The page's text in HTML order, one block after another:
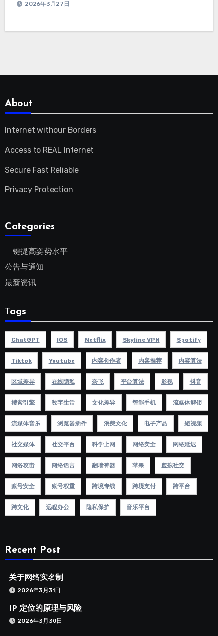
2026年3月27日
About
Internet withour Borders
Access to REAL Internet
Secure Fast Reliable
Privacy Protection
Categories
一键提高姿势水平
公告与通知
最新资讯
Tags
ChatGPT IOS Netflix Skyline VPN Spotify
Tiktok Youtube 内容创作者 内容推荐 内容算法
区域差异 在线隐私 奈飞 平台算法 影视 抖音
搜索引擎 数字生活 文化差异 智能手机 流媒体解锁
流媒体音乐 浏览器插件 消费文化 电子产品 短视频
社交媒体 社交平台 科学上网 网络安全 网络延迟
网络攻击 网络语言 翻墙神器 苹果 虚拟社交
账号安全 账号权重 跨境专线 跨境支付 跨平台
跨文化 远程办公 隐私保护 音乐平台
Recent Post
关于网络实名制
2026年3月31日
IP 定位的原理与风险
2026年3月30日